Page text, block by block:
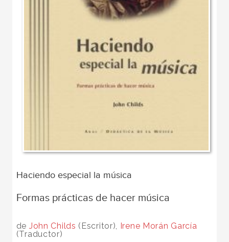
Haciendo especial la música
Formas prácticas de hacer música
de John Childs (Escritor), Irene Morán García
(Traductor)